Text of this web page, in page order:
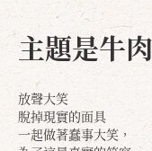
主題是牛
放聲大笑
脫掉現實的面具
一起做著蠢事大笑，